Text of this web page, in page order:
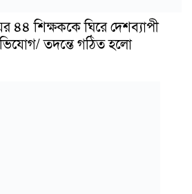
৪৪ শিক্ষককে ঘিরে দেশব্যাপী
তদন্তে গঠিত হলো